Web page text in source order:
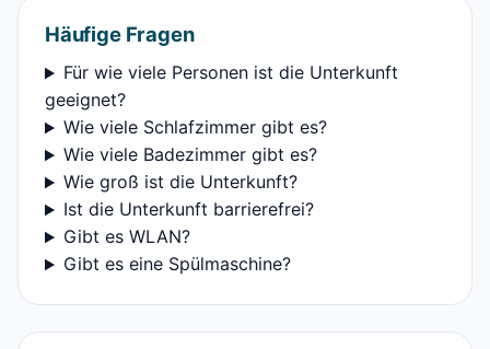
Häufige Fragen
Für wie viele Personen ist die Unterkunft
geeignet?
Wie viele Schlafzimmer gibt es?
Wie viele Badezimmer gibt es?
Wie groß ist die Unterkunft?
Ist die Unterkunft barrierefrei?
Gibt es WLAN?
Gibt es eine Spülmaschine?